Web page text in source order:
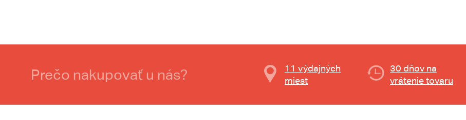
Prečo nakupovať u nás?
11 výdajných
miest
30 dňov na
vrátenie tovaru